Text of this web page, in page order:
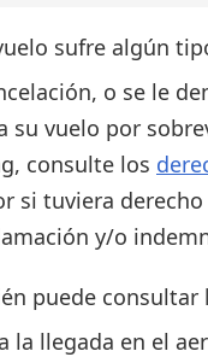
sufre algún
o se le
su vuelo por
consulte los
si tuviera
y/o
puede consultar
a la llegada en el